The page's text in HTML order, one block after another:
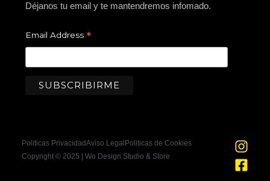
Déjanos tu email y te mantendremos infomado.
Email Address *
Politicas PrivacidadAviso LegalPoliticas de Cookies
Copyright © 2025 | Wo Design Studio & Store
I
n
s
F
a
c